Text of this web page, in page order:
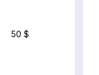
50 $